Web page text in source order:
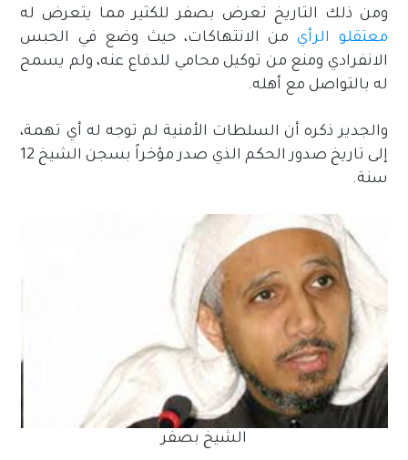
ومن ذلك التاريخ تعرض بصفر للكثير مما يتعرض له
معتقلو الرأيمن الانتهاكات، حيث وضع في الحبس
الانفرادي ومنع من توكيل محامي للدفاع عنه، ولم يسمح
له بالتواصل مع أهله.
والجدير ذكره أن السلطات الأمنية لم توجه له أي تهمة،
إلى تاريخ صدور الحكم الذي صدر مؤخراً بسجن الشيخ 12
سنة.
الشيخ بصفر